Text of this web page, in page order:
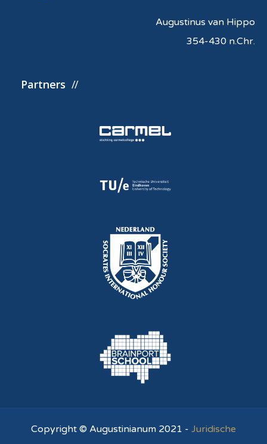
Augustinus van Hippo
354-430 n.Chr.
Partners
Copyright © Augustinianum 2021 - Juridische